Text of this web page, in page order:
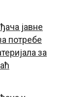
јавне
потребе
за